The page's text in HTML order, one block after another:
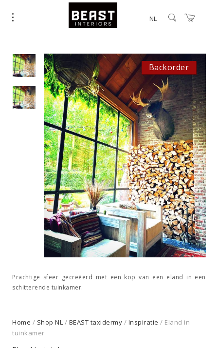
NL
Backorder
Prachtige sfeer gecreëerd met een kop van een eland in een
schitterende tuinkamer.
Home / Shop NL / BEAST taxidermy / Inspiratie / Eland in
tuinkamer